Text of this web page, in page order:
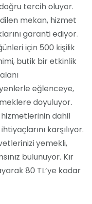
tercih oluyor.
mekan, hizmet
garanti ediyor.
için 500 kişilik
butik bir etkinlik
eğlenceye,
doyuluyor.
dahil
karşılıyor.
yemekli,
bulunuyor. Kır
80 TL’ye kadar